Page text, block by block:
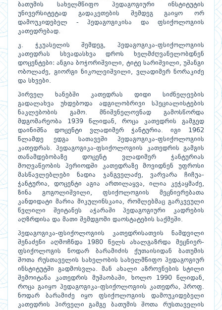
ბათუმის სახელმწიფო პედაგოგიური ინსტიტუტის
უნივერსიტეტად გადაკეთების შემდეგ გაიყო ორ
დამოუკიდებელ - პედაგოგიკისა და ფსიქოლოგიის
კათედრებად.
კ. ჭკუასელის შემდეგ, პედაგოგიკა-ფსიქოლოგიის
კათედრას სხვადასხვა დროს ხელმძღვანელობდნენ
დოცენტები: ანგია ბოჭორიშვილი, ტიტე სარიშვილი, უშანგი
ობოლაძე, გიორგი ნიკოლეიშვილი, ვლადიმერ ნორაკიძე
და სხვები.
პირველ ხანებში კათედრას დიდი სიძნელეების
გადალახვა უხდებოდა ადგილობრივი სპეციალისტების
ნაკლებობის გამო. მნიშვნელოვნად გამოსწორდა
მდგომარეობა 1939 წლიდან, როცა კათედრის გამგედ
დაინიშნა დოცენტი ვლადიმერ ჭანტურია. იგი 1962
წლამდე ედგა სათავეში პედაგოგიკა-ფსიქოლოგიის
კათედრას. პედაგოგიკა-ფსიქოლოგიის კათედრის გამგის
თანამდებობაზე დოცენტ ვლადიმერ ჭანტურიას
მოღვაწეობის პერიოდში კათედრაზე მოვიდნენ უფროსი
მასწავლებლები ნადია ჯანგველაძე, ვარვარა ჩიჩუა-
ჭანტურია, დოცენტი აგია ართილაყვა, ილია კეჭაყმაძე,
ზინა გოგოლიშვილი, ფსიქოლოგიის მეცნიერებათა
კანდიდატი მარია მიკულინსკაია, რომლებმაც გარკვეული
წვლილი შეიტანეს აჭარაში პედაგოგიური კადრების
აღზრდისა და მათი შემდგომი დაოსტატების საქმეში.
პედაგოგიკა-ფსიქოლოგიის კათედრისათვის ნამდვილი
შენაძენი აღმოჩნდა 1980 წელს ახალგაზრდა მეცნიერ-
ფსიქოლოგის ნოდარ ბარამიძის ქუთაისიდან ბათუმის
შოთა რუსთაველის სახელობის სახელმწიფო პედაგოგიურ
ინსტიტუტში გადმოსვლა. მან ახალი აზროვნების სტილი
შემოიტანა კათედრის მუშაობაში, ხოლო 1990 წლიდან,
როცა გაიყო პედაგოგიკა-ფსიქოლოგიის კათედრა, პროფ.
ნოდარ ბარამიძე იყო ფსიქოლოგიის დამოუკიდებელი
კათედრის პირველი გამგე ბათუმის შოთა რუსთაველის